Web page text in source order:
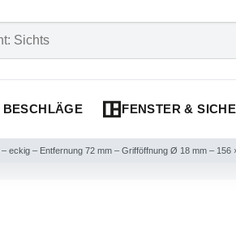
BESCHLÄGE FENSTER &
eckig – Entfernung 72 mm – Grifföffnung Ø 18 mm –